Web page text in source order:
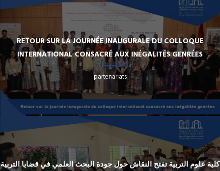
RETOUR SUR LA JOURNÉE INAUGURALE DU COLLOQUE
INTERNATIONAL CONSACRÉ AUX INÉGALITÉS GENRÉES
partenariats
كلية علوم التربية تفتح النقاش حول جودة البحث العلمي في قضايا التربية